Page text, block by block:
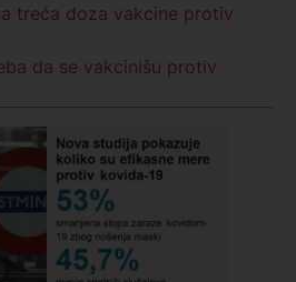
treća doza vakcine protiv
da se vakcinišu protiv